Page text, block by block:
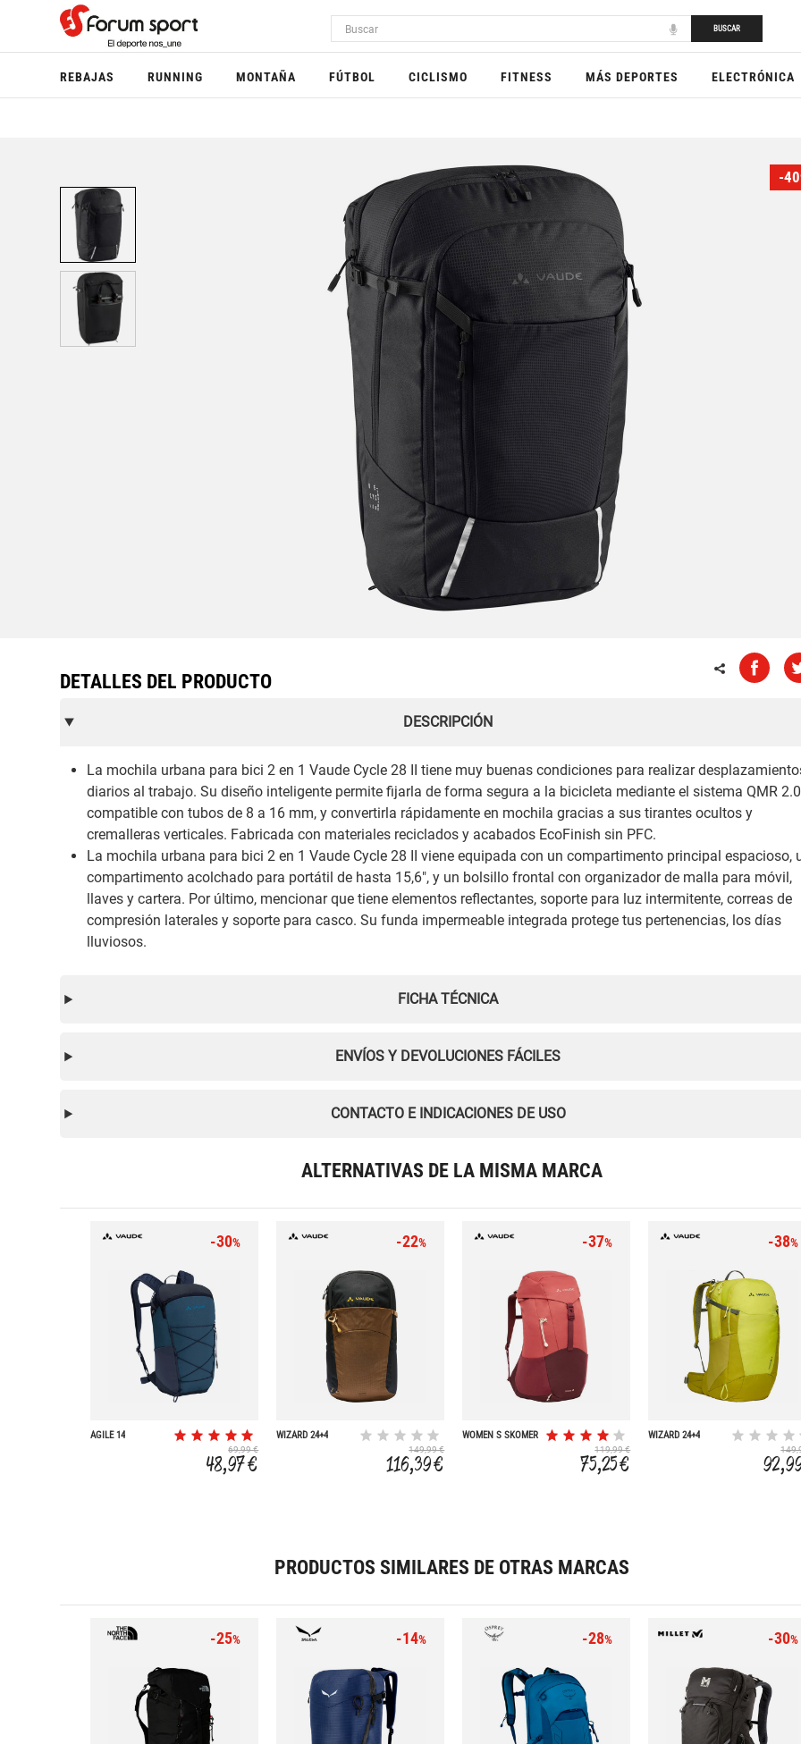
BUSCAR
REBAJAS RUNNING MONTAÑA FÚTBOL CICLISMO FITNESS MÁS DEPORTES ELECTRÓNICA
-40
DETALLES DEL PRODUCTO
DESCRIPCIÓN
La mochila urbana para bici 2 en 1 Vaude Cycle 28 II tiene muy buenas condiciones para realizar
diarios al trabajo. Su diseño inteligente permite fijarla de forma segura a la bicicleta mediante el sistema QMR
compatible con tubos de 8 a 16 mm, y convertirla rápidamente en mochila gracias a sus tirantes ocultos y
cremalleras verticales. Fabricada con materiales reciclados y acabados EcoFinish sin PFC.
La mochila urbana para bici 2 en 1 Vaude Cycle 28 II viene equipada con un compartimento principal espacioso,
compartimento acolchado para portátil de hasta 15,6", y un bolsillo frontal con organizador de malla para móvil,
llaves y cartera. Por último, mencionar que tiene elementos reflectantes, soporte para luz intermitente, correas de
compresión laterales y soporte para casco. Su funda impermeable integrada protege tus pertenencias, los días
lluviosos.
FICHA TÉCNICA
ENVÍOS Y DEVOLUCIONES FÁCILES
CONTACTO E INDICACIONES DE USO
ALTERNATIVAS DE LA MISMA MARCA
-30%
AGILE 14
69,99 €
48,97 €
-22%
WIZARD 24+4
149,99 €
116,39 €
-37%
WOMEN S SKOMER
119,99 €
75,25 €
-38%
WIZARD 24+4
PRODUCTOS SIMILARES DE OTRAS MARCAS
-25% -14% -28% -30%